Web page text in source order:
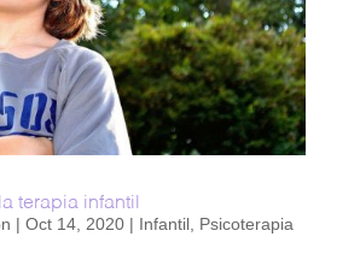
terapia infantil
| Oct 14, 2020| Infantil, Psicoterapia